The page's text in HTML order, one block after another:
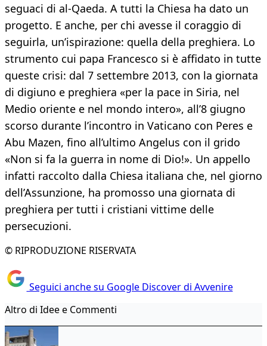
seguaci di al-Qaeda. A tutti la Chiesa ha dato un
progetto. E anche, per chi avesse il coraggio di
seguirla, un’ispirazione: quella della preghiera. Lo
strumento cui papa Francesco si è affidato in tutte
queste crisi: dal 7 settembre 2013, con la giornata
di digiuno e preghiera «per la pace in Siria, nel
Medio oriente e nel mondo intero», all’8 giugno
scorso durante l’incontro in Vaticano con Peres e
Abu Mazen, fino all’ultimo Angelus con il grido
«Non si fa la guerra in nome di Dio!». Un appello
infatti raccolto dalla Chiesa italiana che, nel giorno
dell’Assunzione, ha promosso una giornata di
preghiera per tutti i cristiani vittime delle
persecuzioni.
© RIPRODUZIONE RISERVATA
Seguici anche su Google Discover di Avvenire
Altro di Idee e Commenti